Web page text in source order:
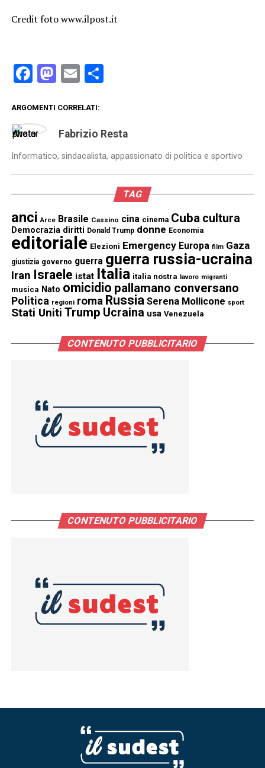
Credit foto www.ilpost.it
Facebook
Mastodon
EmailCondividi
ARGOMENTI CORRELATI:
Fabrizio Resta
Informatico, sindacalista, appassionato di politica e sportivo
TAG
anci Arce Brasile Cassino cina cinema Cuba cultura
Democrazia diritti Donald Trump donne Economia
editoriale Elezioni Emergency Europa film Gaza
giustizia governo guerra guerra russia-ucraina
Iran Israele istat Italia italia nostra lavoro migranti
musica Nato omicidio pallamano conversano
Politica regioni roma Russia Serena Mollicone sport
Stati Uniti Trump Ucraina usa Venezuela
CONTENUTO PUBBLICITARIO
CONTENUTO PUBBLICITARIO